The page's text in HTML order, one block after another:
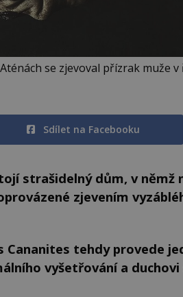
se zjevoval přízrak muže v
Sdílet na Facebooku
strašidelný dům, v němž
zjevením
tehdy provede
vyšetřování a